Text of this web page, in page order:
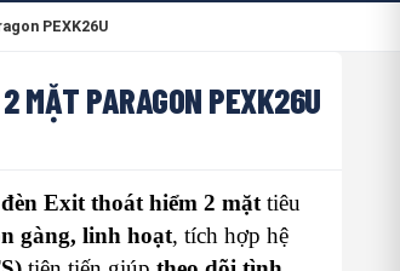
PEXK26U
MẶT PARAGON PEXK26U
đèn Exit thoát hiểm 2 mặt tiêu
gàng, linh hoạt, tích hợp hệ